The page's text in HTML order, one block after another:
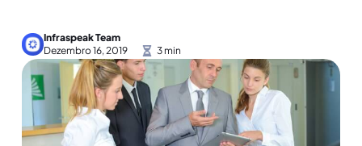
Infraspeak Team
Dezembro 16, 2019